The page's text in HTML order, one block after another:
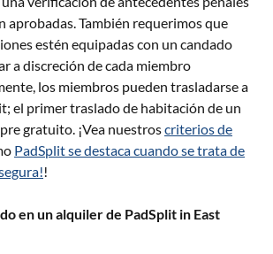
aprobadas. También requerimos que
estén equipadas con un candado
a discreción de cada miembro
los miembros pueden trasladarse a
el primer traslado de habitación de un
gratuito. ¡Vea nuestroscriterios de
PadSplit se destaca cuando se trata de
!
en un alquiler de PadSplit in East